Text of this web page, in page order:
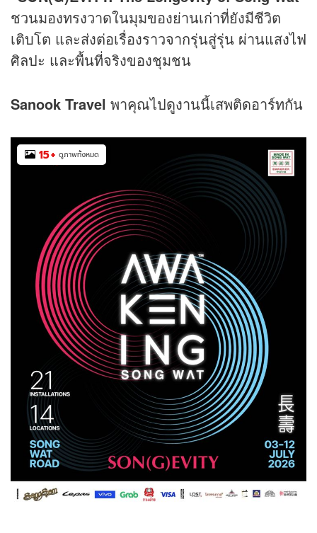
ชวนมองทรงวาดในมุมของย่านเก่าที่ยังมีชีวิต
เติบโต และส่งต่อเรื่องราวจากรุ่นสู่รุ่น ผ่านแสงไฟ
ศิลปะ และพื้นที่จริงของชุมชน
Sanook Travel พาคุณไปดูงานนี้เสพติดอาร์ทกัน
15+ ดูภาพทั้งหมด